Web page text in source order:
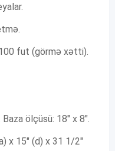
fut (görmə xətti).
ölçüsü: 18″ x 8″.
x 15″ (d) x 31 1/2″